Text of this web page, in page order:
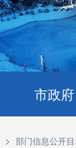
市政府
> 部门信息公开